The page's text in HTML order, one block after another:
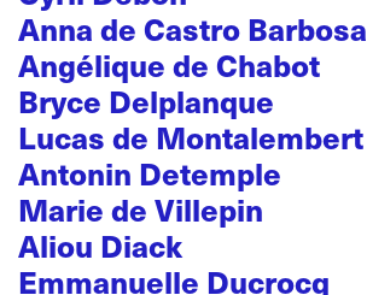
Anna de Castro Barbosa
Angélique de Chabot
Bryce Delplanque
Lucas de Montalembert
Antonin Detemple
Marie de Villepin
Aliou Diack
Emmanuelle Ducrocq